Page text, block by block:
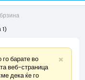
барате во
веб-страница
дека ќе го
×